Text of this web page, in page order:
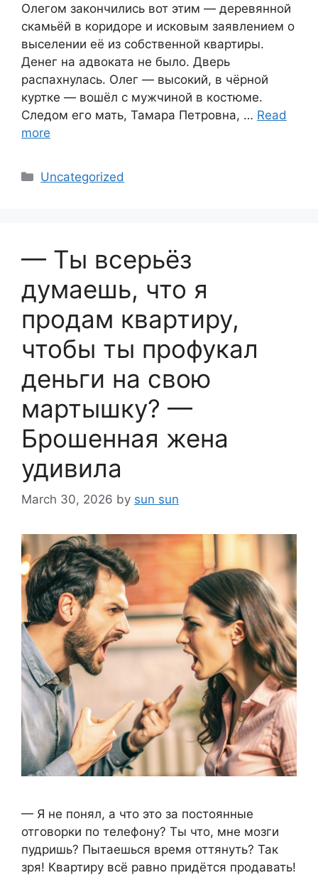
Олегом закончились вот этим — деревянной
скамьёй в коридоре и исковым заявлением о
выселении её из собственной квартиры.
Денег на адвоката не было. Дверь
распахнулась. Олег — высокий, в чёрной
куртке — вошёл с мужчиной в костюме.
Следом его мать, Тамара Петровна, … Read
more
Categories
Uncategorized
— Ты всерьёз
думаешь, что я
продам квартиру,
чтобы ты профукал
деньги на свою
мартышку? —
Брошенная жена
удивила
March 30, 2026 by sun sun
— Я не понял, а что это за постоянные
отговорки по телефону? Ты что, мне мозги
пудришь? Пытаешься время оттянуть? Так
зря! Квартиру всё равно придётся продавать!